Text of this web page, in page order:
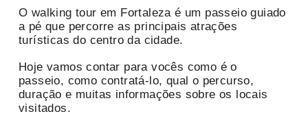
O walking tour em Fortaleza é um passeio guiado
a pé que percorre as principais atrações
turísticas do centro da cidade.
Hoje vamos contar para vocês como é o
passeio, como contratá-lo, qual o percurso,
duração e muitas informações sobre os locais
visitados.